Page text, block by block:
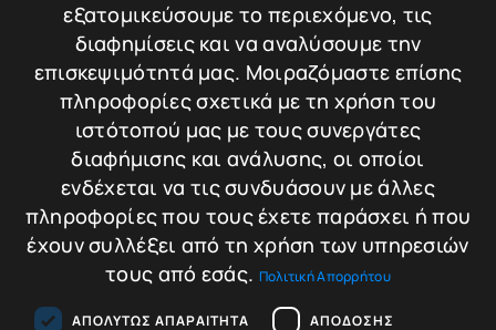
Υπηρεσίες
Πιστοποιήσεις
Πολιτική απορρήτου
Τρόποι πληρωμής
Πολιτική Επιστροφών / Ακυρώσεων
ΕΠΙΚΟΙΝΩΝΙΑ
Λεωφ. Κωνσταντίνου Καραμανλή 174
Τ.Κ. 542 48 - Θεσσαλονίκη
T.+30.2310.30.39.35T.+30.2310.220.221
E.info@tigersafes.gr
εξατομικεύσουμε το περιεχόμενο, τις
διαφημίσεις και να αναλύσουμε την
επισκεψιμότητά μας. Μοιραζόμαστε επίσης
πληροφορίες σχετικά με τη χρήση του
ιστότοπού μας με τους συνεργάτες
διαφήμισης και ανάλυσης, οι οποίοι
ενδέχεται να τις συνδυάσουν με άλλες
πληροφορίες που τους έχετε παράσχει ή που
έχουν συλλέξει από τη χρήση των υπηρεσιών
τους από εσάς. Πολιτική Απορρήτου
ΑΠΟΛΎΤΩΣ ΑΠΑΡΑΊΤΗΤΑ ΑΠΌΔΟΣΗΣ